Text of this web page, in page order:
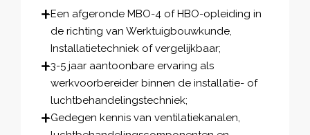
Een afgeronde MBO-4 of HBO-opleiding in
de richting van Werktuigbouwkunde,
Installatietechniek of vergelijkbaar;
3-5 jaar aantoonbare ervaring als
werkvoorbereider binnen de installatie- of
luchtbehandelingstechniek;
Gedegen kennis van ventilatiekanalen,